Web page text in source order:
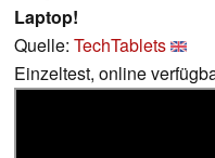
Laptop!
Quelle: TechTablets
Einzeltest, online